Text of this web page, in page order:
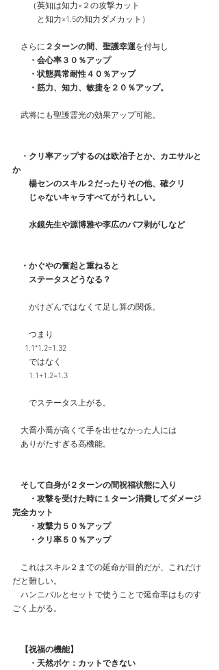
（英知は知力×２の攻撃カット
と知力×1.5の知力ダメカット）
さらに ２ターンの間、聖護幸運を付与し
・会心率３０％アップ
・状態異常耐性４０％アップ
・筋力、知力、敏捷を２０％アップ。
武将にも聖護霊光の効果アップ可能。
・クリ率アップするのは欧冶子とか、カエサルと
か
楊センのスキル２だったりその他、確クリ
じゃないキャラすべてがうれしい。
水鏡先生や源博雅や李広のバフ剥がしなど
・かぐやの奮起と重ねると
ステータスどうなる？
かけざんではなくて足し算の関係。
つまり
1.1*1.2=1.32
ではなく
1.1+1.2=1.3
でステータス上がる。
大喬小喬が高くて手を出せなかった人には
ありがたすぎる高機能。
そして自身が２ターンの間祝福状態に入り
・攻撃を受けた時に１ターン消費してダメージ
完全カット
・攻撃力５０％アップ
・クリ率５０％アップ
これはスキル２までの延命が目的だが、これだけ
だと難しい。
ハンニバルとセットで使うことで延命率はものす
ごく上がる。
【祝福の機能】
・天然ボケ：カットできない